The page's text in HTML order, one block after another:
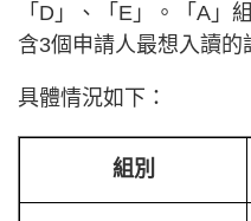
「D」、「E」。「A」
含3個申請人最想入讀的
具體情況如下：
組別